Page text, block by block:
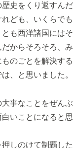
歴史をくり返すん
れども、いくらで
も西洋諸国には
からそろそろ、
ものごとを解決す
、と思いました。
事なことをぜん
いことになると思
しのけて制覇し